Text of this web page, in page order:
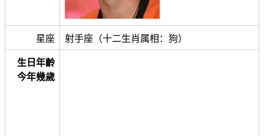
星座 射手座（十二生肖属相：狗）
生日年齡
今年幾歲